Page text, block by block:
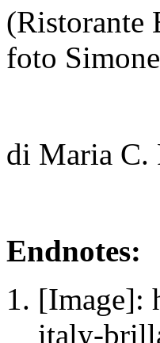
(Ristorante
foto
di Maria C.
Endnotes:
[Image]:
italy-